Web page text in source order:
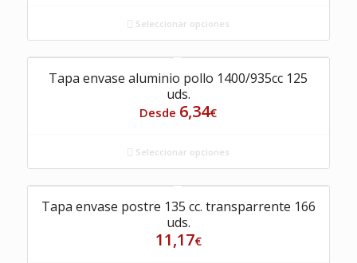
Seleccionar opciones
Tapa envase aluminio pollo 1400/935cc 125
uds.
Desde 6,34€
Seleccionar opciones
Tapa envase postre 135 cc. transparrente 166
uds.
11,17€